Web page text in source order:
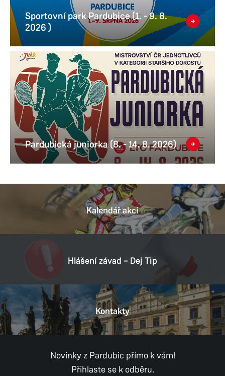
Sportovní park Pardubice (1. - 9. 8.
2026 )
Pardubická juniorka (8. - 14. 8. 2026)
Kalendář akcí
Hlášení závad – Dej Tip
Kontakty
Novinky z Pardubic přímo k vám!
Přihlaste se k odběru.